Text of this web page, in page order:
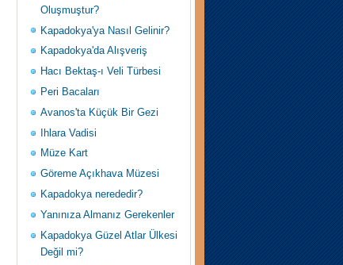
Oluşmuştur?
Kapadokya'ya Nasıl Gelinir?
Kapadokya'da Alışveriş
Hacı Bektaş-ı Veli Türbesi
Peri Bacaları
Avanos'ta Küçük Bir Gezi
Ihlara Vadisi
Müze Kart
Göreme Açıkhava Müzesi
Kapadokya nerededir?
Yanınıza Almanız Gerekenler
Kapadokya Güzel Atlar Ülkesi
Değil mi?